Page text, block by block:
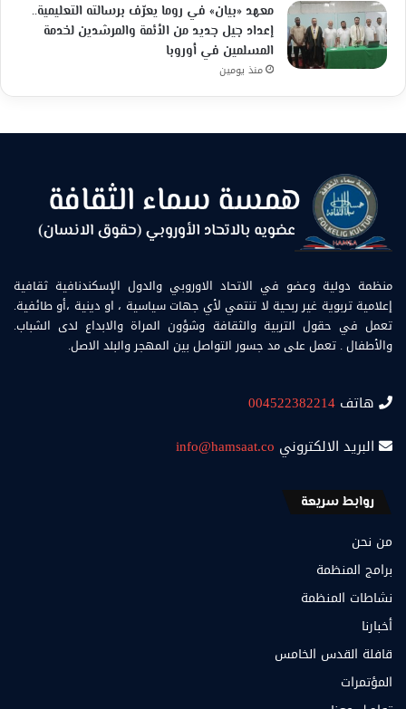
معهد «بيان» في روما يعرّف برسالته التعليمية..
إعداد جيل جديد من الأئمة والمرشدين لخدمة
المسلمين في أوروبا
منذ يومين
منظمة دولية وعضو في الاتحاد الاوروبي والدول الإسكندنافية ثقافية
إعلامية تربوية غير ربحية لا تنتمي لأي جهات سياسية ، او دينية ،أو طائفية.
تعمل في حقول التربية والثقافة وشؤون المراة والابداع لدى الشباب.
والأطفال . تعمل على مد جسور التواصل بين المهجر والبلد الاصل.
هاتف 004522382214
البريد الالكتروني info@hamsaat.co
روابط سريعة
من نحن
برامج المنظمة
نشاطات المنظمة
أخبارنا
قافلة القدس الخامس
المؤتمرات